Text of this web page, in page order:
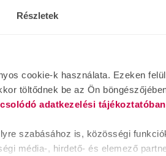
Részletek
cookie-k használata. Ezeken
töltődnek be az Ön
adatkezelési tájékoztatóban
szabásához is, közösségi
média-, hirdető- és elemező
lassan